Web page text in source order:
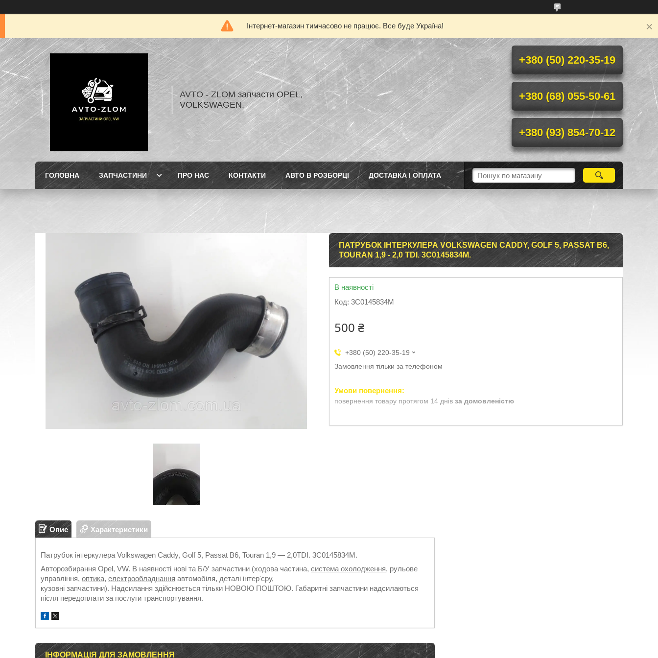
Інтернет-магазин тимчасово не працює. Все буде Україна!
AVTO - ZLOM запчасти OPEL,
VOLKSWAGEN.
+380 (50) 220-35-19
+380 (68) 055-50-61
+380 (93) 854-70-12
ГОЛОВНА ЗАПЧАСТИНИ ПРО НАС КОНТАКТИ АВТО В РОЗБОРЦІ ДОСТАВКА І ОПЛАТА
ПАТРУБОК ІНТЕРКУЛЕРА VOLKSWAGEN CADDY, GOLF 5, PASSAT B6,
TOURAN 1,9 - 2,0 TDI. 3C0145834M.
В наявності
Код: 3C0145834M
500 ₴
+380 (50) 220-35-19
Замовлення тільки за телефоном
повернення товару протягом 14 днів за домовленістю
Опис Характеристики
Патрубок інтеркулера Volkswagen Caddy, Golf 5, Passat B6, Touran 1,9 — 2,0TDI. 3C0145834M.
Авторозбирання Opel, VW. В наявності нові та Б/У запчастини (ходова частина, система охолодження, рульове
управління, оптика, електрообладнання автомобіля, деталі інтер'єру,
кузовні запчастини). Надсилання здійснюється тільки НОВОЮ ПОШТОЮ. Габаритні запчастини надсилаються
після передоплати за послуги транспортування.
ІНФОРМАЦІЯ ДЛЯ ЗАМОВЛЕННЯ